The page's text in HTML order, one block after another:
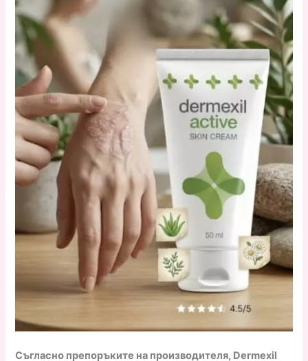
Съгласно препоръките на производителя, Dermexil